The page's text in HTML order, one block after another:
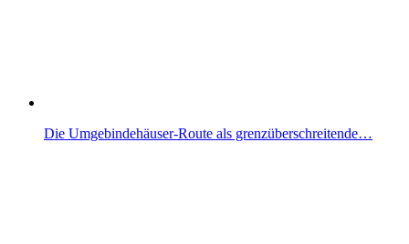
Die Umgebindehäuser-Route als grenzüberschreitende…